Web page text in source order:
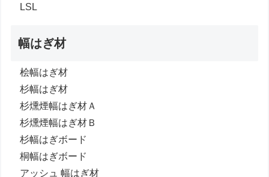
LSL
幅はぎ材
桧幅はぎ材
杉幅はぎ材
杉燻煙幅はぎ材Ａ
杉燻煙幅はぎ材Ｂ
杉幅はぎボード
桐幅はぎボード
アッシュ 幅はぎ材